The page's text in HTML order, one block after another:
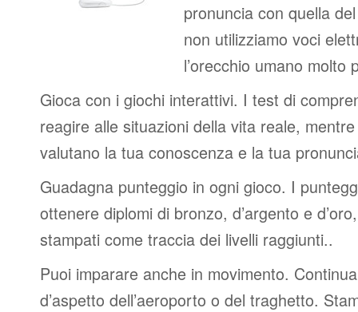
pronuncia con quella
non utilizziamo voci
l’orecchio umano molto
Gioca con i giochi interattivi. I test di
reagire alle situazioni della vita reale,
valutano la tua conoscenza e la tua
Guadagna punteggio in ogni gioco. I
ottenere diplomi di bronzo, d’argento e
stampati come traccia dei livelli raggiunti..
Puoi imparare anche in movimento.
d’aspetto dell’aeroporto o del traghetto.